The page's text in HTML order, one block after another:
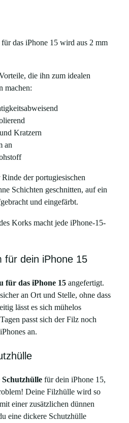
das iPhone 15 wird aus 2 mm
die ihn zum idealen
machen:
Kratzern
an
Rinde der portugiesischen
Schichten geschnitten, auf ein
und eingefärbt.
Korks macht jede iPhone-15-
für dein iPhone 15
für das iPhone 15 angefertigt.
an Ort und Stelle, ohne dass
lässt es sich mühelos
passt sich der Filz noch
an.
Schutzhülle für dein iPhone 15,
Deine Filzhülle wird so
einer zusätzlichen dünnen
eine dickere Schutzhülle